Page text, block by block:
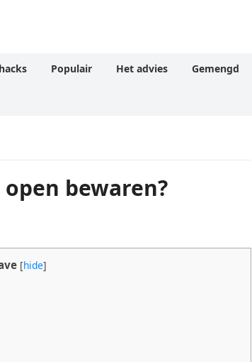
Populair Het advies Gemengd
bewaren?
[hide]